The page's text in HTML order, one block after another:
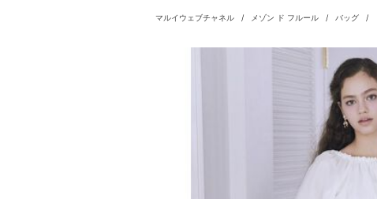
マルイウェブチャネル / メゾン ド フルール / バッグ /